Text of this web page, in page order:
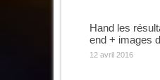
Hand les
end + images
12 avril 2016